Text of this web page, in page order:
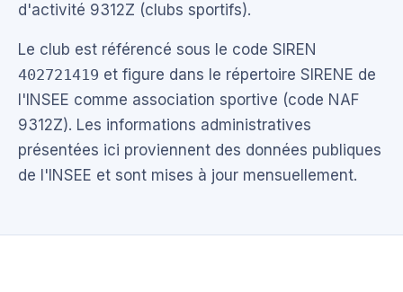
d'activité 9312Z (clubs sportifs).
Le club est référencé sous le code SIREN
402721419 et figure dans le répertoire SIRENE de
l'INSEE comme association sportive (code NAF
9312Z). Les informations administratives
présentées ici proviennent des données publiques
de l'INSEE et sont mises à jour mensuellement.